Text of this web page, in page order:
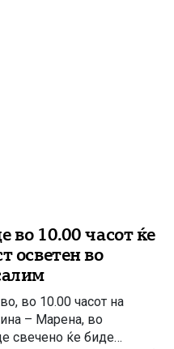
во 10.00 часот ќе
осветен во
во 10.00 часот на
– Марена, во
свечено ќе биде